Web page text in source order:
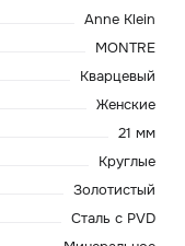
Anne Klein
MONTRE
Кварцевый
Женские
21 мм
Круглые
Золотистый
Сталь с PVD